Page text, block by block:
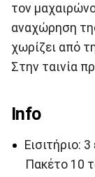
τον
αναχώρηση
χωρίζει από
Στην ταινία
Info
Εισιτήριο:
Πακέτο 10